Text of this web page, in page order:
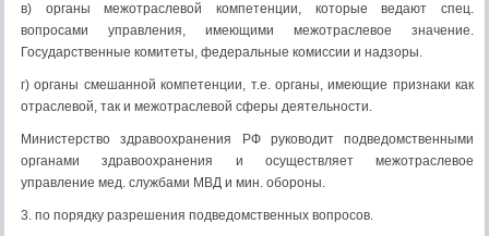
в) органы межотраслевой компетенции, которые ведают спец.
вопросами управления, имеющими межотраслевое значение.
Государственные комитеты, федеральные комиссии и надзоры.
г) органы смешанной компетенции, т.е. органы, имеющие признаки как
отраслевой, так и межотраслевой сферы деятельности.
Министерство здравоохранения РФ руководит подведомственными
органами здравоохранения и осуществляет межотраслевое
управление мед. службами МВД и мин. обороны.
3. по порядку разрешения подведомственных вопросов.